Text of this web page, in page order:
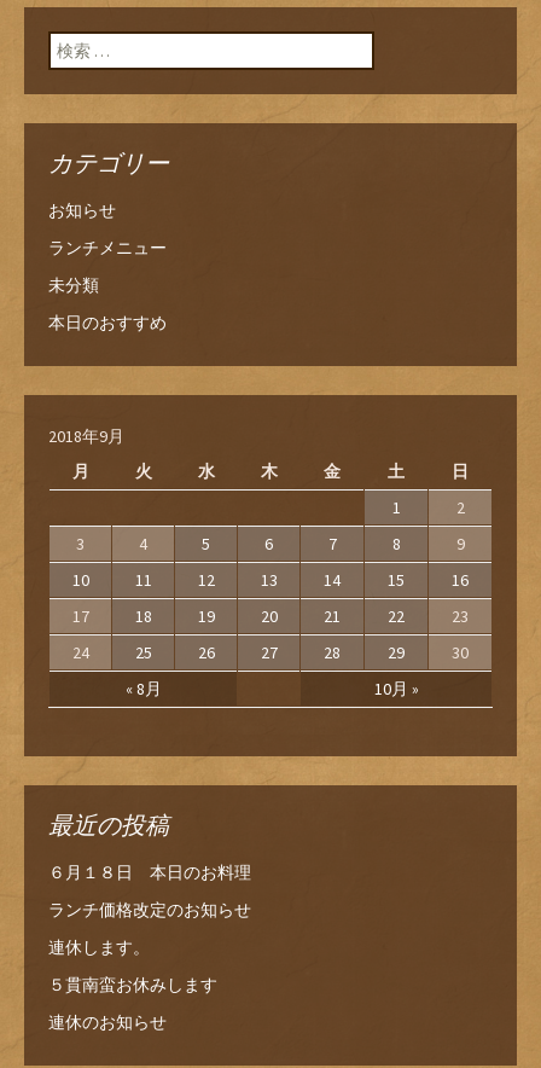
検索:
カテゴリー
お知らせ
ランチメニュー
未分類
本日のおすすめ
2018年9月
月
火 水 木 金 土 日
« 8月 10月 »
1
2
3
4 5 6 7 8
9
10
11 12 13 14 15
16
17
18 19 20 21 22
23
24
25 26 27 28 29 30
最近の投稿
６月１８日 本日のお料理
ランチ価格改定のお知らせ
連休します。
５貫南蛮お休みします
連休のお知らせ